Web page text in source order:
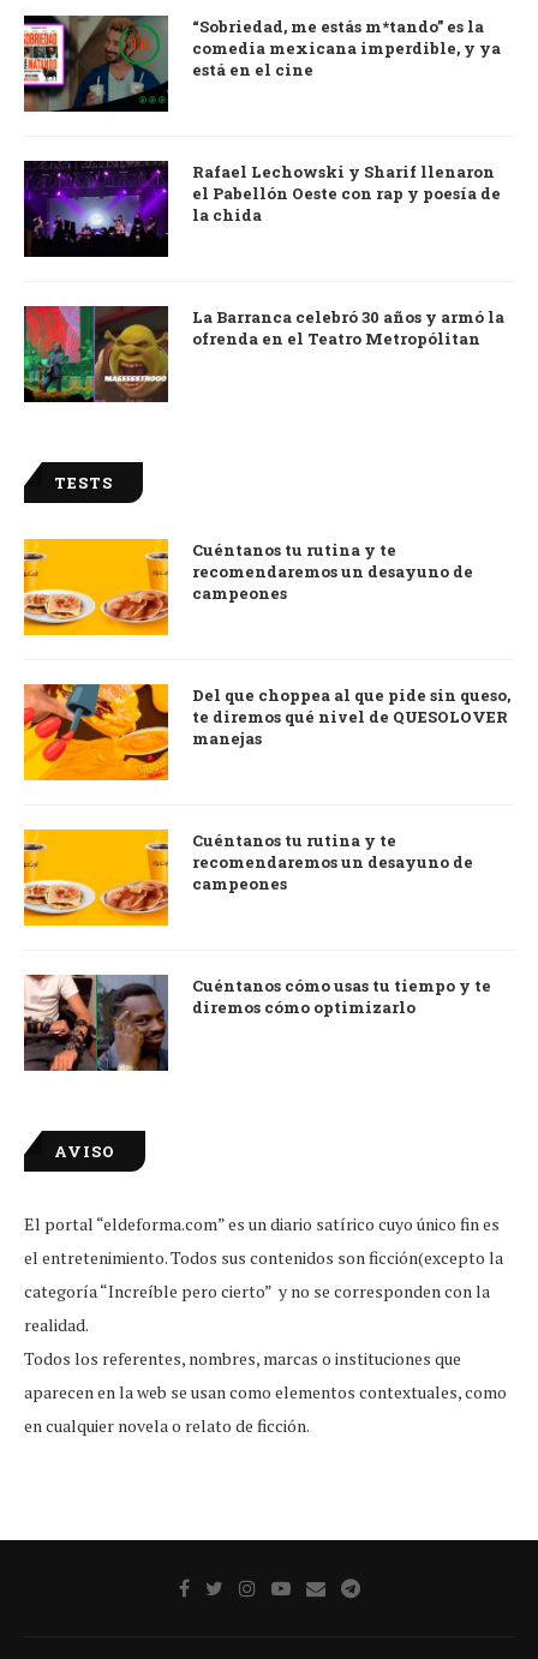
9.0
“Sobriedad, me estás m*tando” es la
comedia mexicana imperdible, y ya
está en el cine
Rafael Lechowski y Sharif llenaron
el Pabellón Oeste con rap y poesía de
la chida
La Barranca celebró 30 años y armó la
ofrenda en el Teatro Metropólitan
TESTS
Cuéntanos tu rutina y te
recomendaremos un desayuno de
campeones
Del que choppea al que pide sin queso,
te diremos qué nivel de QUESOLOVER
manejas
Cuéntanos tu rutina y te
recomendaremos un desayuno de
campeones
Cuéntanos cómo usas tu tiempo y te
diremos cómo optimizarlo
AVISO
El portal “eldeforma.com” es un diario satírico cuyo único fin es
el entretenimiento. Todos sus contenidos son ficción(excepto la
categoría “Increíble pero cierto” y no se corresponden con la
realidad.
Todos los referentes, nombres, marcas o instituciones que
aparecen en la web se usan como elementos contextuales, como
en cualquier novela o relato de ficción.